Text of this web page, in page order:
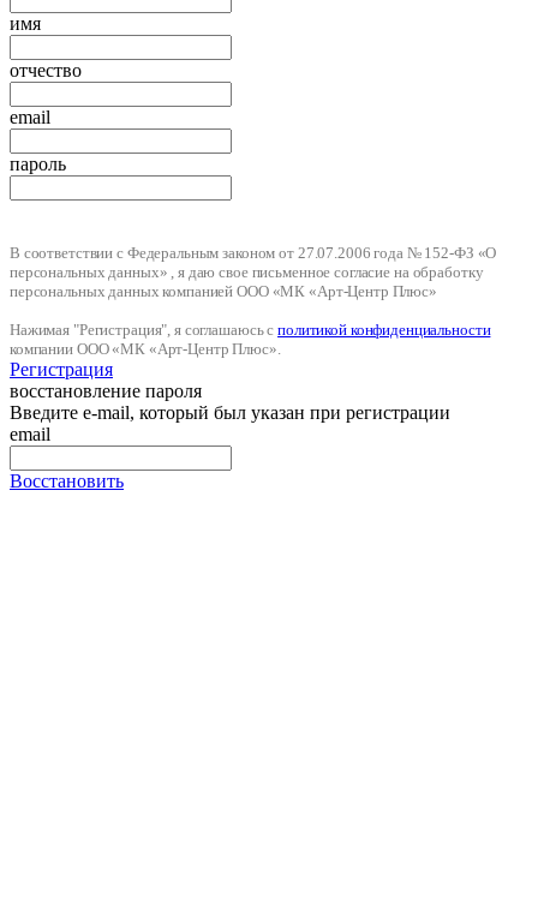
имя
отчество
email
пароль
В соответствии с Федеральным законом от 27.07.2006 года № 152-ФЗ «О
персональных данных» , я даю свое письменное согласие на обработку
персональных данных компанией ООО «МК «Арт-Центр Плюс»
Нажимая "Регистрация", я соглашаюсь сполитикой конфиденциальности
компании ООО «МК «Арт-Центр Плюс».
Регистрация
восстановление пароля
Введите e-mail, который был указан при регистрации
email
Восстановить